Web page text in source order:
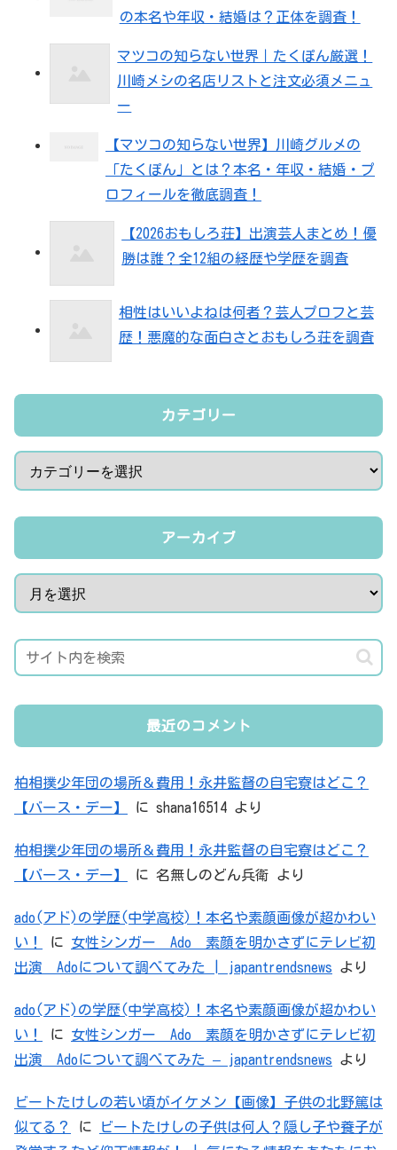
の本名や年収・結婚は？正体を調査！
マツコの知らない世界｜たくぽん厳選！
川崎メシの名店リストと注文必須メニュ
ー
【マツコの知らない世界】川崎グルメの
「たくぽん」とは？本名・年収・結婚・プ
ロフィールを徹底調査！
【2026おもしろ荘】出演芸人まとめ！優
勝は誰？全12組の経歴や学歴を調査
相性はいいよねは何者？芸人プロフと芸
歴！悪魔的な面白さとおもしろ荘を調査
カテゴリー
アーカイブ
最近のコメント
柏相撲少年団の場所＆費用！永井監督の自宅寮はどこ？
【バース・デー】
に shana16514 より
柏相撲少年団の場所＆費用！永井監督の自宅寮はどこ？
【バース・デー】
に 名無しのどん兵衛 より
ado(アド)の学歴(中学高校)！本名や素顔画像が超かわい
い！
に 女性シンガー Ado 素顔を明かさずにテレビ初
出演 Adoについて調べてみた | japantrendsnews より
ado(アド)の学歴(中学高校)！本名や素顔画像が超かわい
い！
に 女性シンガー Ado 素顔を明かさずにテレビ初
出演 Adoについて調べてみた – japantrendsnews より
ビートたけしの若い頃がイケメン【画像】子供の北野篤は
似てる？
に
ビートたけしの子供は何人？隠し子や養子が